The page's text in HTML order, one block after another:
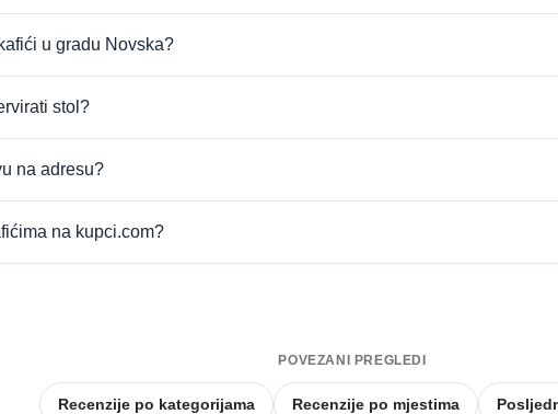
u gradu Novska?
stol?
na adresu?
na kupci.com?
POVEZANI PREGLEDI
Recenzije po kategorijama Recenzije po mjestima